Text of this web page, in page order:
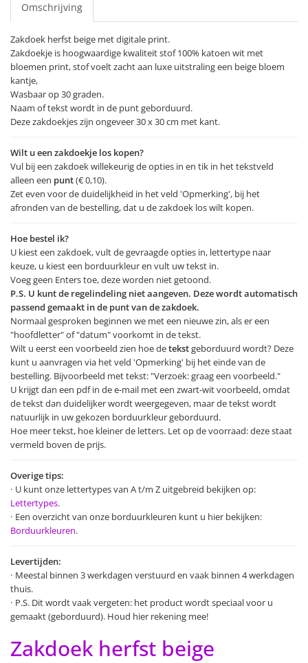
Omschrijving
Zakdoek herfst beige met digitale print.
Zakdoekje is hoogwaardige kwaliteit stof 100% katoen wit met
bloemen print, stof voelt zacht aan luxe uitstraling een beige bloem
kantje,
Wasbaar op 30 graden.
Naam of tekst wordt in de punt geborduurd.
Deze zakdoekjes zijn ongeveer 30 x 30 cm met kant.
Wilt u een zakdoekje los kopen?
Vul bij een zakdoek willekeurig de opties in en tik in het tekstveld
alleen een punt(€ 0,10).
Zet even voor de duidelijkheid in het veld 'Opmerking', bij het
afronden van de bestelling, dat u de zakdoek los wilt kopen.
Hoe bestel ik?
U kiest een zakdoek, vult de gevraagde opties in, lettertype naar
keuze, u kiest een borduurkleur en vult uw tekst in.
Voeg geen Enters toe, deze worden niet getoond.
P.S. U kunt de regelindeling niet aangeven. Deze wordt automatisch
passend gemaakt in de punt van de zakdoek.
Normaal gesproken beginnen we met een nieuwe zin, als er een
"hoofdletter" of "datum" voorkomt in de tekst.
Wilt u eerst een voorbeeld zien hoe detekstgeborduurd wordt? Deze
kunt u aanvragen via het veld 'Opmerking' bij het einde van de
bestelling. Bijvoorbeeld met tekst: "Verzoek: graag een voorbeeld."
U krijgt dan een pdf in de e-mail met een zwart-wit voorbeeld, omdat
de tekst dan duidelijker wordt weergegeven, maar de tekst wordt
natuurlijk in uw gekozen borduurkleur geborduurd.
Hoe meer tekst, hoe kleiner de letters. Let op de voorraad: deze staat
vermeld boven de prijs.
Overige tips:
U kunt onze lettertypes van A t/m Z uitgebreid bekijken op:
Lettertypes.
Een overzicht van onze borduurkleuren kunt u hier bekijken:
Borduurkleuren.
Levertijden:
Meestal binnen 3 werkdagen verstuurd en vaak binnen 4 werkdagen
thuis.
P.S. Dit wordt vaak vergeten: het product wordt speciaal voor u
gemaakt (geborduurd). Houd hier rekening mee!
Zakdoek herfst beige